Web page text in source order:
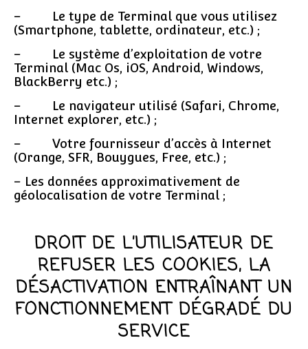
– Le type de Terminal que vous utilisez
(Smartphone, tablette, ordinateur, etc.) ;
– Le système d’exploitation de votre
Terminal (Mac Os, iOS, Android, Windows,
BlackBerry etc.) ;
– Le navigateur utilisé (Safari, Chrome,
Internet explorer, etc.) ;
– Votre fournisseur d’accès à Internet
(Orange, SFR, Bouygues, Free, etc.) ;
– Les données approximativement de
géolocalisation de votre Terminal ;
DROIT DE L’UTILISATEUR DE
REFUSER LES COOKIES, LA
DÉSACTIVATION ENTRAÎNANT UN
FONCTIONNEMENT DÉGRADÉ DU
SERVICE